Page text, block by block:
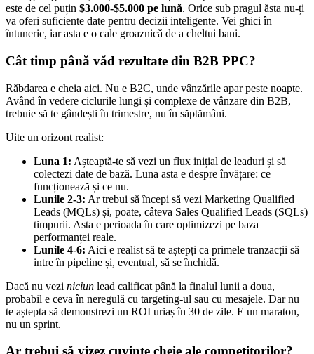
este de cel puțin $3.000-$5.000 pe lună. Orice sub pragul ăsta nu-ți
va oferi suficiente date pentru decizii inteligente. Vei ghici în
întuneric, iar asta e o cale groaznică de a cheltui bani.
Cât timp până văd rezultate din B2B PPC?
Răbdarea e cheia aici. Nu e B2C, unde vânzările apar peste noapte.
Având în vedere ciclurile lungi și complexe de vânzare din B2B,
trebuie să te gândești în trimestre, nu în săptămâni.
Uite un orizont realist:
Luna 1: Așteaptă-te să vezi un flux inițial de leaduri și să
colectezi date de bază. Luna asta e despre învățare: ce
funcționează și ce nu.
Lunile 2-3: Ar trebui să începi să vezi Marketing Qualified
Leads (MQLs) și, poate, câteva Sales Qualified Leads (SQLs)
timpurii. Asta e perioada în care optimizezi pe baza
performanței reale.
Lunile 4-6: Aici e realist să te aștepți ca primele tranzacții să
intre în pipeline și, eventual, să se închidă.
Dacă nu vezi niciun lead calificat până la finalul lunii a doua,
probabil e ceva în neregulă cu targeting-ul sau cu mesajele. Dar nu
te aștepta să demonstrezi un ROI uriaș în 30 de zile. E un maraton,
nu un sprint.
Ar trebui să vizez cuvinte cheie ale competitorilor?